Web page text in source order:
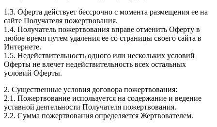
1.3. Оферта действует бессрочно с момента размещения ее на
сайте Получателя пожертвования.
1.4. Получатель пожертвования вправе отменить Оферту в
любое время путем удаления ее со страницы своего сайта в
Интернете.
1.5. Недействительность одного или нескольких условий
Оферты не влечет недействительность всех остальных
условий Оферты.
2. Существенные условия договора пожертвования:
2.1. Пожертвование используется на содержание и ведение
уставной деятельности Получателя пожертвования.
2.2. Сумма пожертвования определяется Жертвователем.